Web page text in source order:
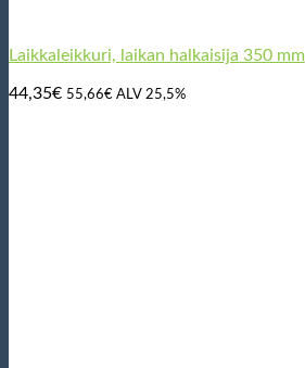
Laikkaleikkuri, laikan halkaisija 350 mm
44,35€ 55,66€ ALV 25,5%